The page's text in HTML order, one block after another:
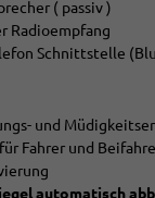
( passiv )
Radioempfang
Schnittstelle
und
Fahrer und
automatisch